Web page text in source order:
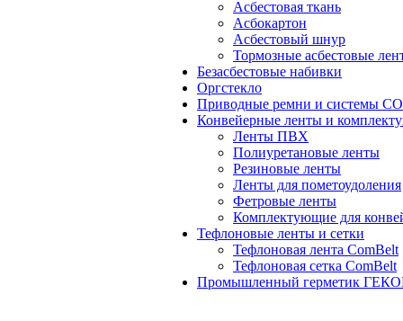
Асбестовая ткань
Асбокартон
Асбестовый шнур
Тормозные асбестовые
Безасбестовые набивки
Оргстекло
Приводные ремни и системы
Конвейерные ленты и
Ленты ПВХ
Полиуретановые ленты
Резиновые ленты
Ленты для пометоудоления
Фетровые ленты
Комплектующие для
Тефлоновые ленты и сетки
Тефлоновая лента ComBelt
Тефлоновая сетка ComBelt
Промышленный герметик